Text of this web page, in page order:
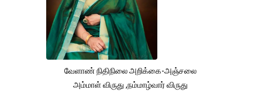
வேளாண் நிதிநிலை அறிக்கை-அஞ்சலை
அம்மாள் விருது ,நம்மாழ்வார் விருது